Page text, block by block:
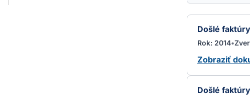
Došlé
Rok: 2014•
Zobraziť
Došlé